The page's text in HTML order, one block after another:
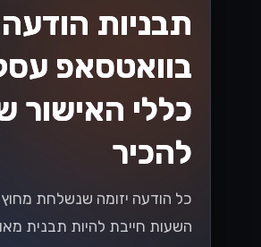
תבניות הודעה
בוואטסאפ
כללי האישור
להכיר
השעות חייבת להיות תבנית